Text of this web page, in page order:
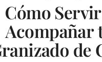
Cómo
Acompañar
de